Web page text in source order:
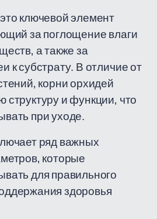
ключевой элемент
за поглощение влаги
а также за
к субстрату. В отличие от
корни орхидей
структуру и функции, что
при уходе.
ряд важных
которые
для правильного
здоровья